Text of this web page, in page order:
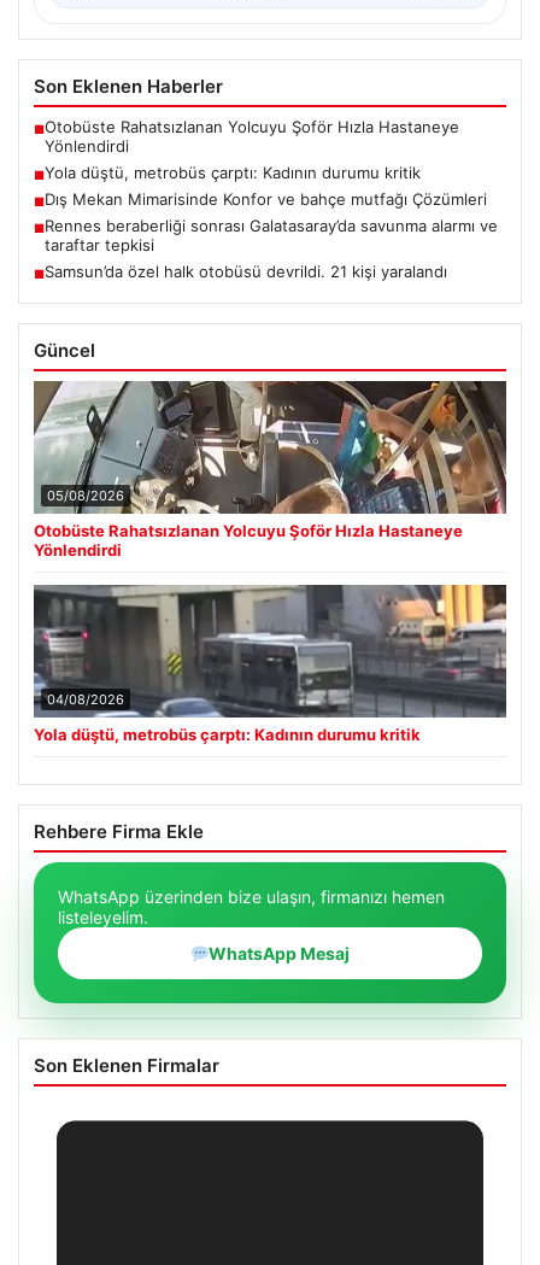
Son Eklenen Haberler
■Otobüste Rahatsızlanan Yolcuyu Şoför Hızla Hastaneye
Yönlendirdi
■Yola düştü, metrobüs çarptı: Kadının durumu kritik
■Dış Mekan Mimarisinde Konfor ve bahçe mutfağı Çözümleri
■Rennes beraberliği sonrası Galatasaray’da savunma alarmı ve
taraftar tepkisi
■Samsun’da özel halk otobüsü devrildi. 21 kişi yaralandı
Güncel
05/08/2026
Otobüste Rahatsızlanan Yolcuyu Şoför Hızla Hastaneye
Yönlendirdi
04/08/2026
Yola düştü, metrobüs çarptı: Kadının durumu kritik
Rehbere Firma Ekle
WhatsApp üzerinden bize ulaşın, firmanızı hemen
listeleyelim.
WhatsApp Mesaj
Son Eklenen Firmalar